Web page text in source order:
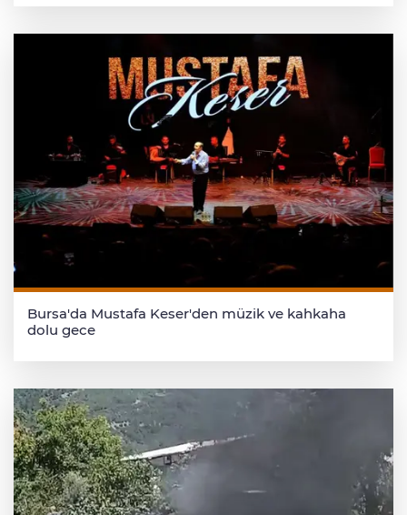
Bursa'da Mustafa Keser'den müzik ve kahkaha
dolu gece